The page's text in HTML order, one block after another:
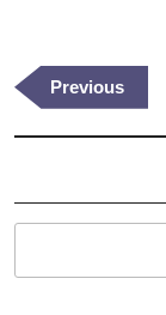
Previous
Post
Previous